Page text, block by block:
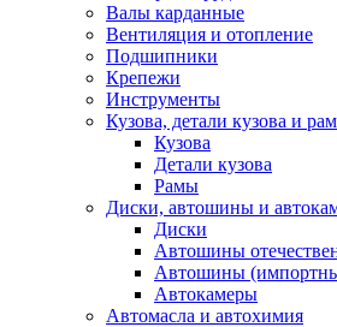
Валы карданные
Вентиляция и отопление
Подшипники
Крепежи
Инструменты
Кузова, детали кузова и
Кузова
Детали кузова
Рамы
Диски, автошины и
Диски
Автошины
Автошины
Автокамеры
Автомасла и автохимия